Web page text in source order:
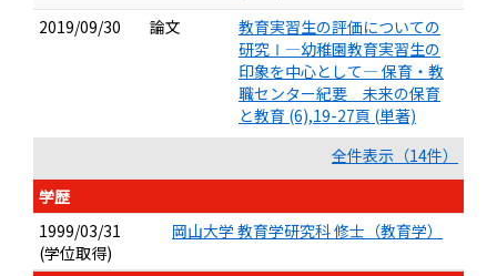
2019/09/30
論文
教育実習生の評価についての
研究Ⅰ―幼稚園教育実習生の
印象を中心として― 保育・教
職センター紀要 未来の保育
と教育 (6),19-27頁 (単著)
全件表示（14件）
学歴
1999/03/31
(学位取得)
岡山大学 教育学研究科 修士（教育学）